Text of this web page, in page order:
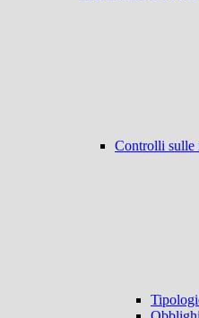
Controlli sulle